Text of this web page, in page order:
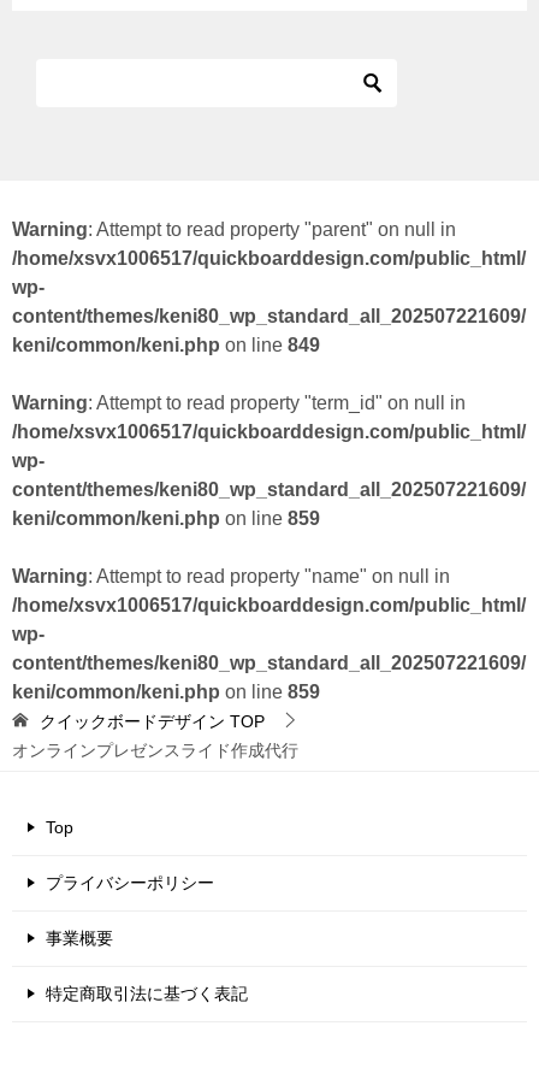
Warning: Attempt to read property "parent" on null in
/home/xsvx1006517/quickboarddesign.com/public_html/
wp-
content/themes/keni80_wp_standard_all_202507221609/
keni/common/keni.php on line 849
Warning: Attempt to read property "term_id" on null in
/home/xsvx1006517/quickboarddesign.com/public_html/
wp-
content/themes/keni80_wp_standard_all_202507221609/
keni/common/keni.php on line 859
Warning: Attempt to read property "name" on null in
/home/xsvx1006517/quickboarddesign.com/public_html/
wp-
content/themes/keni80_wp_standard_all_202507221609/
keni/common/keni.php on line 859
クイックボードデザイン TOP
オンラインプレゼンスライド作成代行
Top
プライバシーポリシー
事業概要
特定商取引法に基づく表記